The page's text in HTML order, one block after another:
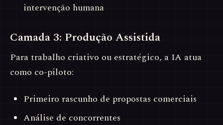
intervenção humana
Camada 3: Produção Assistida
Para trabalho criativo ou estratégico, a IA atua
como co-piloto:
Primeiro rascunho de propostas comerciais
Análise de concorrentes